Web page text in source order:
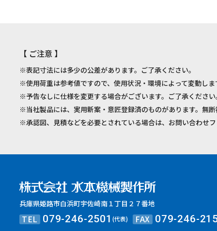
【 ご注意 】
※表記寸法には多少の公差があります。ご了承ください。
※使用荷重は参考値ですので、使用状況・環境によって変動し
※予告なしに仕様を変更する場合がございます。ご了承くださ
※当社製品には、実用新案・意匠登録済のものがあります。無
※承認図、見積などを必要とされている場合は、お問い合わせ
兵庫県姫路市白浜町宇佐崎南１丁目２７番地
TEL 079-246-2501(代表) FAX 079-246-